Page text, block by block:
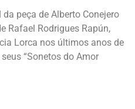
peça de Alberto Conejero
Rafael Rodrigues Rapún,
Lorca nos últimos anos de
“Sonetos do Amor